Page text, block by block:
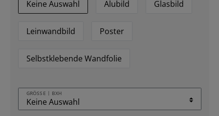
Keine Auswahl
Alubild Glasbild
Leinwandbild Poster
Selbstklebende Wandfolie
GRÖSSE | BXH